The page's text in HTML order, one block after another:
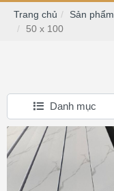
Trang chủ Sản phẩm
50 x 100
Danh mục